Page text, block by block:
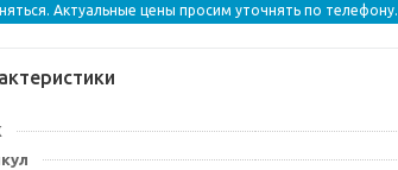
Актуальные цены просим уточнять по телефону.